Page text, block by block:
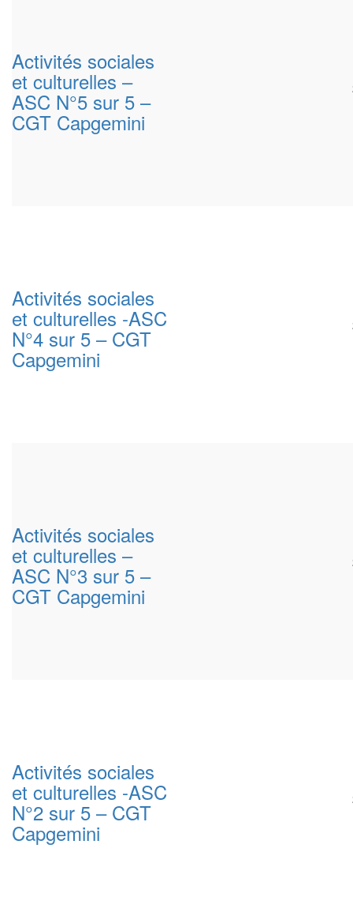
Activités sociales
et culturelles –
ASC N°5 sur 5 –
CGT Capgemini
Activités sociales
et culturelles -ASC
N°4 sur 5 – CGT
Capgemini
Activités sociales
et culturelles –
ASC N°3 sur 5 –
CGT Capgemini
Activités sociales
et culturelles -ASC
N°2 sur 5 – CGT
Capgemini